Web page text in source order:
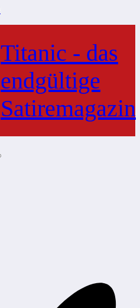
Titanic - das
endgültige
Satiremagazin